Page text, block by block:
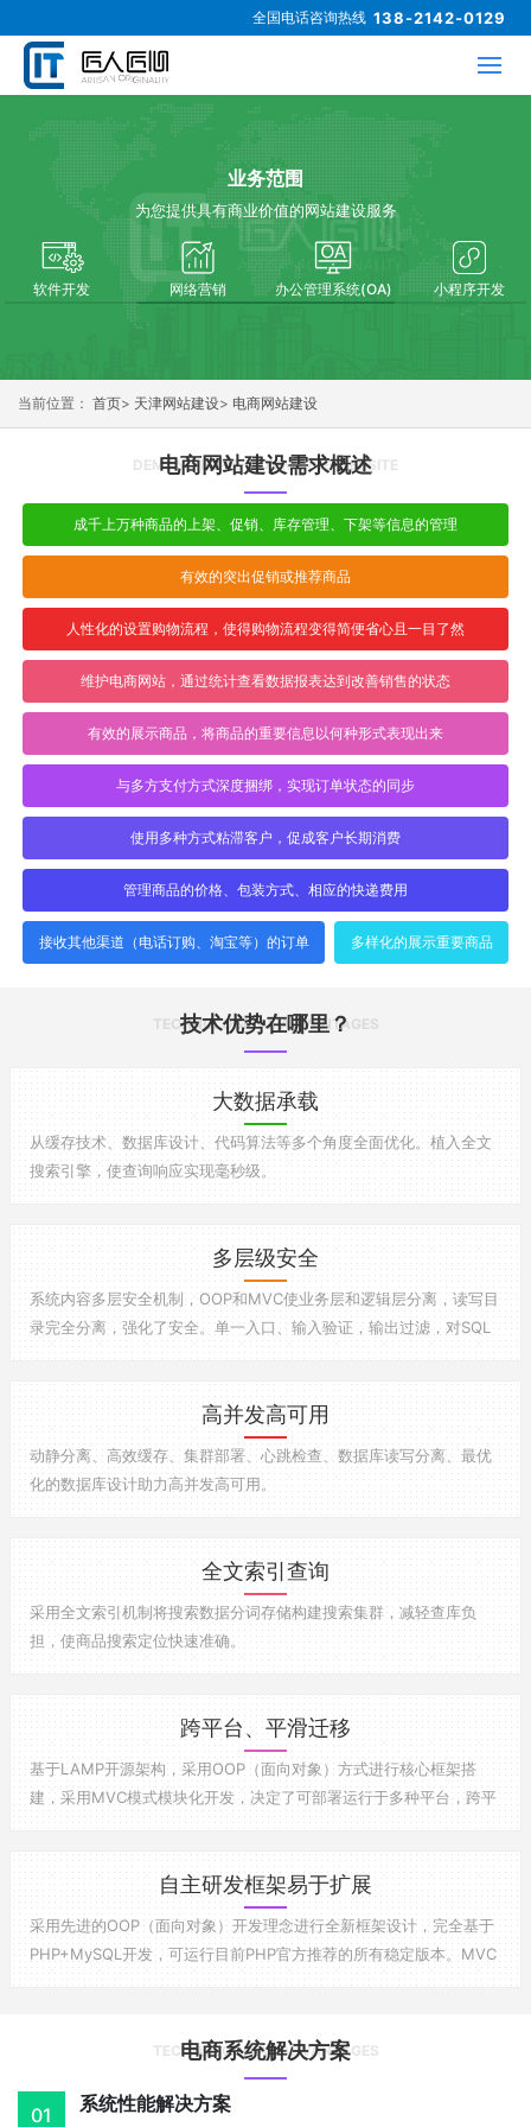
全国电话咨询热线 138-2142-0129
业务范围
为您提供具有商业价值的网站建设服务
软件开发 网络营销 办公管理系统(OA) 小程序开发
当前位置： 首页> 天津网站建设> 电商网站建设
DEMAND FOR E-COMMERCE WEBSITE
电商网站建设需求概述
成千上万种商品的上架、促销、库存管理、下架等信息的管理
有效的突出促销或推荐商品
人性化的设置购物流程，使得购物流程变得简便省心且一目了然
维护电商网站，通过统计查看数据报表达到改善销售的状态
有效的展示商品，将商品的重要信息以何种形式表现出来
与多方支付方式深度捆绑，实现订单状态的同步
使用多种方式粘滞客户，促成客户长期消费
管理商品的价格、包装方式、相应的快递费用
接收其他渠道（电话订购、淘宝等）的订单 多样化的展示重要商品
TECHNOLOGICAL ADVANTAGES
技术优势在哪里？
大数据承载
从缓存技术、数据库设计、代码算法等多个角度全面优化。植入全文
搜索引擎，使查询响应实现毫秒级。
多层级安全
系统内容多层安全机制，OOP和MVC使业务层和逻辑层分离，读写目
录完全分离，强化了安全。单一入口、输入验证，输出过滤，对SQL
注入和跨站点脚本（XSS），跨站点请求伪造（CSRF），Cookie篡
改预防，对危险行为智能识别并过滤（锁定），多层级口令保护账户
安全，数据备份、文件校验、木马特征扫描、系统日志等多种手段保
证系统安全。基于角色的访问与权限控制保障安全运营。
高并发高可用
动静分离、高效缓存、集群部署、心跳检查、数据库读写分离、最优
化的数据库设计助力高并发高可用。
全文索引查询
采用全文索引机制将搜索数据分词存储构建搜索集群，减轻查库负
担，使商品搜索定位快速准确。
跨平台、平滑迁移
基于LAMP开源架构，采用OOP（面向对象）方式进行核心框架搭
建，采用MVC模式模块化开发，决定了可部署运行于多种平台，跨平
台迁移方便。
自主研发框架易于扩展
采用先进的OOP（面向对象）开发理念进行全新框架设计，完全基于
PHP+MySQL开发，可运行目前PHP官方推荐的所有稳定版本。MVC
模式开发使得结构清晰，代码易于维护。模块化开发使用扩展性更
TECHNOLOGICAL ADVANTAGES
电商系统解决方案
01 系统性能解决方案